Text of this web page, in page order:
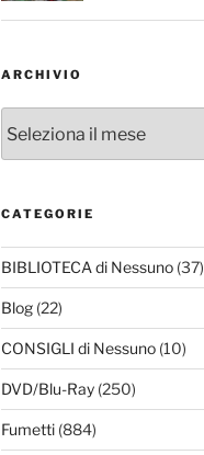
ARCHIVIO
CATEGORIE
BIBLIOTECA di Nessuno(37)
Blog(22)
CONSIGLI di Nessuno(10)
DVD/Blu-Ray(250)
Fumetti(884)